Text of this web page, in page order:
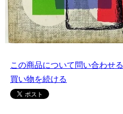
この商品について問い合わせる
買い物を続ける